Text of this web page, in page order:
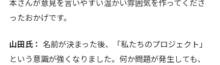
本さんが意見を言いやすい温かい雰囲気を作ってくださ
ったおかげです。
山田氏： 名前が決まった後、「私たちのプロジェクト」
という意識が強くなりました。何か問題が発生しても、